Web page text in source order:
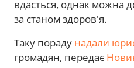
вдасться, однак можна
за станом здоров'я.
Таку пораду надали
громадян, передає